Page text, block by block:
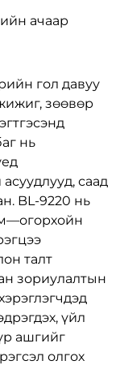
ачаар
гол давуу
зөөвөр
нь
саад
BL-9220 нь
талт
зориулалтын
үйл
ашгийг
олгох